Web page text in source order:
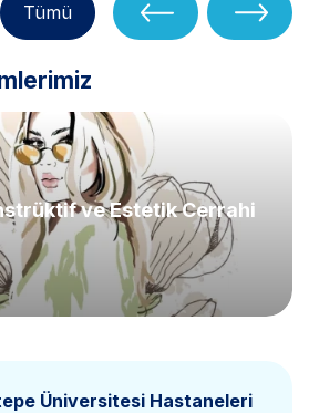
Tümü
ve Estetik Cerrahi
Üniversitesi Hastaneleri